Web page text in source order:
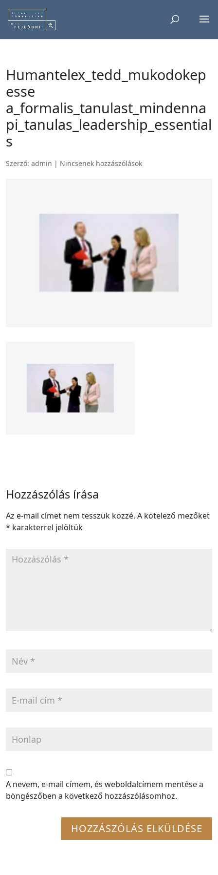
Humantelex_tedd_mukodokep
esse
a_formalis_tanulast_mindenna
pi_tanulas_leadership_essential
s
Szerző: admin | Nincsenek hozzászólások
Hozzászólás írása
Az e-mail címet nem tesszük közzé. A kötelező mezőket
* karakterrel jelöltük
A nevem, e-mail címem, és weboldalcímem mentése a
böngészőben a következő hozzászólásomhoz.